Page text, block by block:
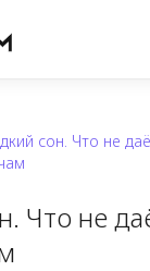
сон. Что не
Что не